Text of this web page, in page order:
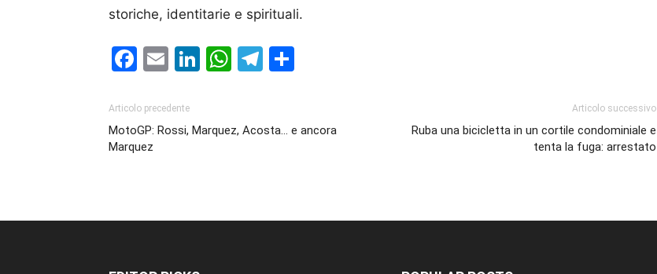
storiche, identitarie e spirituali.
Facebook
EmailLinkedIn
WhatsApp
Telegram
Articolo precedente
MotoGP: Rossi, Marquez, Acosta… e ancora
Marquez
Articolo successivo
Ruba una bicicletta in un cortile condominiale e
tenta la fuga: arrestato